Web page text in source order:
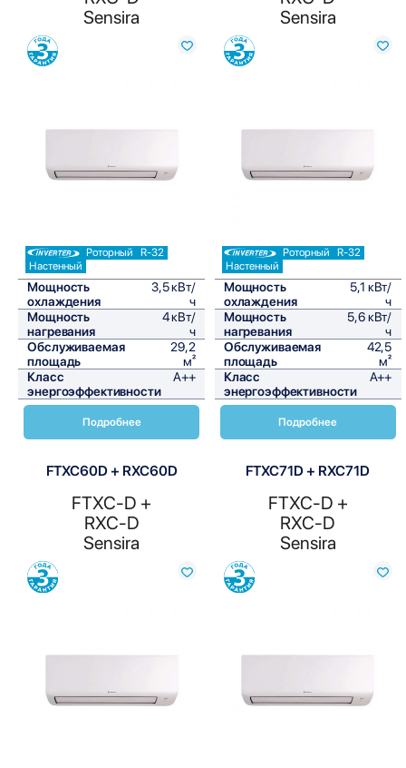
Sensira
Сравнить
Роторный
R-32
Настенный
Мощность
охлаждения
3,5 кВт/
ч
Мощность
нагревания
4 кВт/
ч
Обслуживаемая
площадь
29,2
м²
Класс
энергоэффективности
A++
Подробнее
Sensira
Сравнить
Роторный
R-32
Настенный
Мощность
охлаждения
5,1 кВт/
ч
Мощность
нагревания
5,6 кВт/
ч
Обслуживаемая
площадь
42,5
м²
Класс
энергоэффективности
A++
Подробнее
FTXC60D + RXC60D
FTXC-D +
RXC-D
Sensira
Сравнить
FTXC71D + RXC71D
FTXC-D +
RXC-D
Sensira
Сравнить